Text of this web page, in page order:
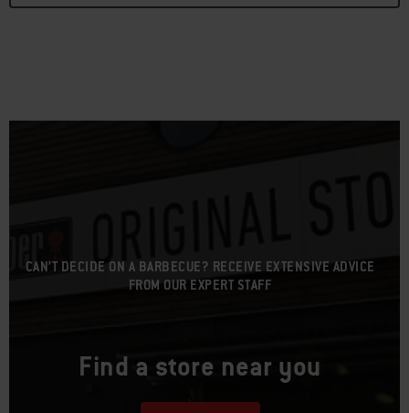
CAN’T DECIDE ON A BARBECUE? RECEIVE EXTENSIVE ADVICE
FROM OUR EXPERT STAFF
Find a store near you